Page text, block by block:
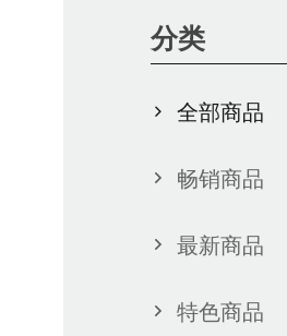
分类
全部商品
畅销商品
最新商品
特色商品